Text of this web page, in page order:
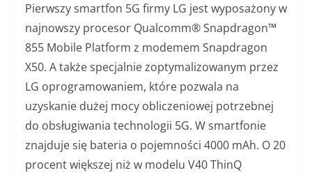
Pierwszy smartfon 5G firmy LG jest wyposażony w
najnowszy procesor Qualcomm® Snapdragon™
855 Mobile Platform z modemem Snapdragon
X50. A także specjalnie zoptymalizowanym przez
LG oprogramowaniem, które pozwala na
uzyskanie dużej mocy obliczeniowej potrzebnej
do obsługiwania technologii 5G. W smartfonie
znajduje się bateria o pojemności 4000 mAh. O 20
procent większej niż w modelu V40 ThinQ